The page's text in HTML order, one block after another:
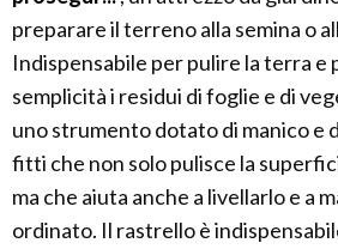
preparare il terreno alla semina o
Indispensabile per pulire la terra e
semplicità i residui di foglie e di
uno strumento dotato di manico e
fitti che non solo pulisce la
ma che aiuta anche a livellarlo e a
ordinato. Il rastrello è